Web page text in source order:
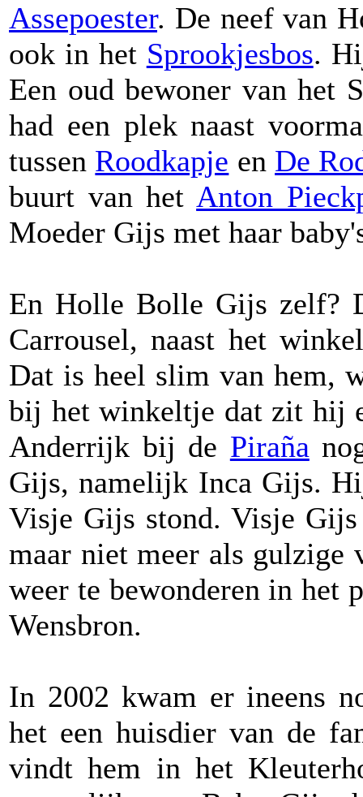
Assepoester. De neef van
ook in het Sprookjesbos.
Een oud bewoner van het
had een plek naast
tussen Roodkapje en De
buurt van het Anton
Moeder Gijs met haar
En Holle Bolle Gijs zelf?
Carrousel, naast het
Dat is heel slim van hem,
bij het winkeltje dat zit hij
Anderrijk bij de Piraña
Gijs, namelijk Inca Gijs.
Visje Gijs stond. Visje
maar niet meer als gulzige
weer te bewonderen in het
Wensbron.
In 2002 kwam er ineens
het een huisdier van de
vindt hem in het